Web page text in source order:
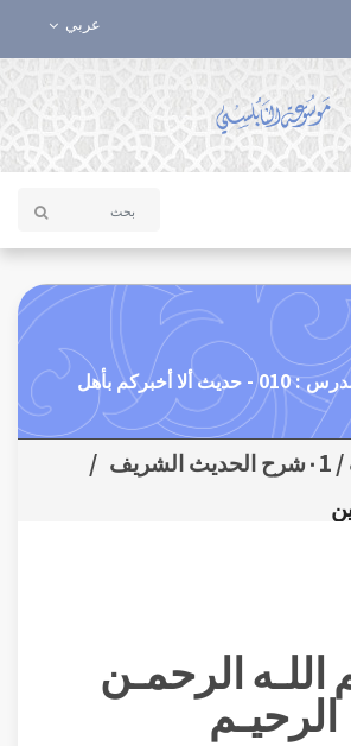
عربي
رياض الصالحين - الدرس : 010 - حديث ألا أخبركم بأهل
/
الرحمـن
الرحيـم